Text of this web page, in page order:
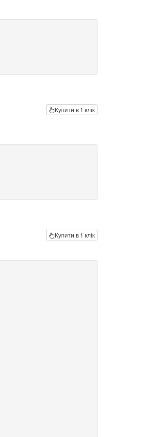
Купити в 1 клік
Купити в 1 клік